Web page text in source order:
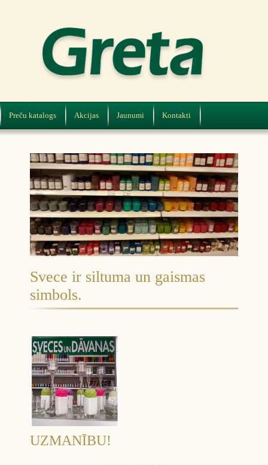
Preču katalogs Akcijas Jaunumi Kontakti
Svece ir siltuma un gaismas
simbols.
UZMANĪBU!